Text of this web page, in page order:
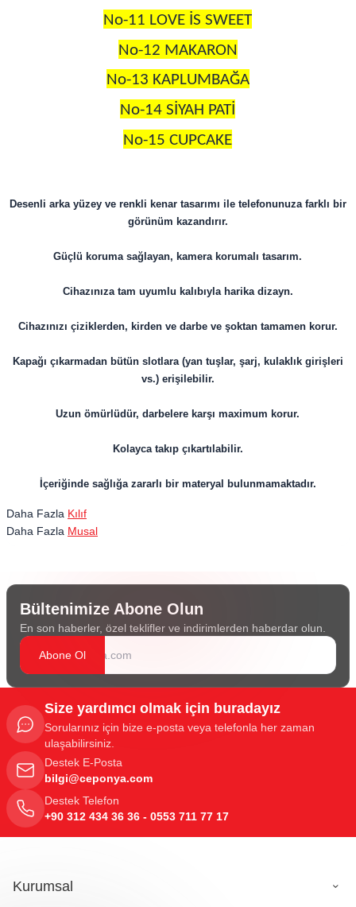
No-11 LOVE İS SWEET
No-12 MAKARON
No-13 KAPLUMBAĞA
No-14 SİYAH PATİ
No-15 CUPCAKE
Desenli arka yüzey ve renkli kenar tasarımı ile telefonunuza farklı bir
görünüm kazandırır.
Güçlü koruma sağlayan, kamera korumalı tasarım.
Cihazınıza tam uyumlu kalıbıyla harika dizayn.
Cihazınızı çiziklerden, kirden ve darbe ve şoktan tamamen korur.
Kapağı çıkarmadan bütün slotlara (yan tuşlar, şarj, kulaklık girişleri
vs.) erişilebilir.
Uzun ömürlüdür, darbelere karşı maximum korur.
Kolayca takıp çıkartılabilir.
İçeriğinde sağlığa zararlı bir materyal bulunmamaktadır.
Daha Fazla Kılıf
Daha Fazla Musal
Bültenimize Abone Olun
En son haberler, özel teklifler ve indirimlerden haberdar olun.
Abone Ol
Size yardımcı olmak için buradayız
Sorularınız için bize e-posta veya telefonla her zaman
ulaşabilirsiniz.
Destek E-Posta
bilgi@ceponya.com
Destek Telefon
+90 312 434 36 36 - 0553 711 77 17
Kurumsal